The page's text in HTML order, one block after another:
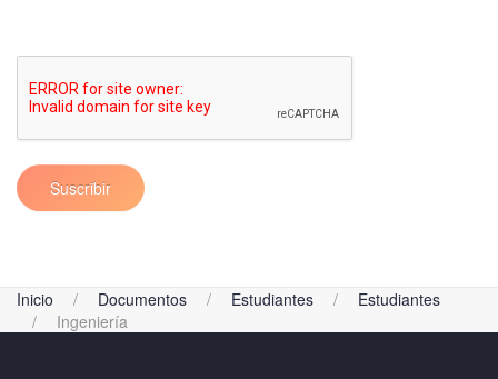
Suscribir
Inicio Documentos Estudiantes
Estudiantes
Ingeniería